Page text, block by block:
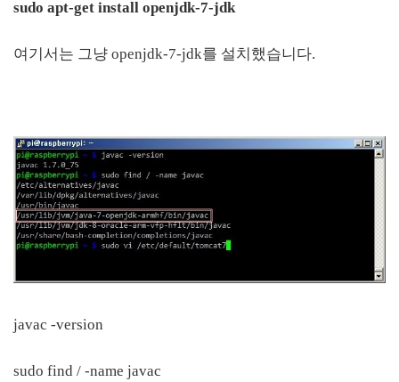
sudo apt-get install openjdk-7-jdk
여기서는 그냥 openjdk-7-jdk를 설치했습니다.
javac -version
sudo find / -name javac